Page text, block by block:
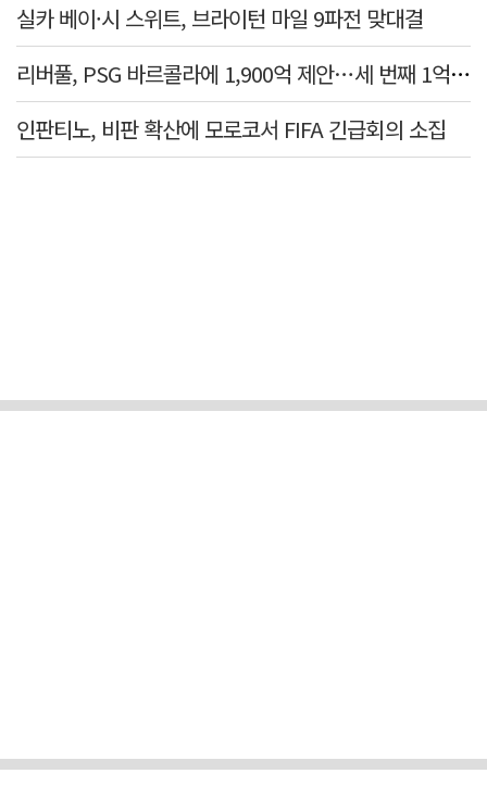
실카 베이·시 스위트, 브라이턴 마일 9파전 맞대결
리버풀, PSG 바르콜라에 1,900억 제안…세 번째 1억 파운드 영입 추진
인판티노, 비판 확산에 모로코서 FIFA 긴급회의 소집